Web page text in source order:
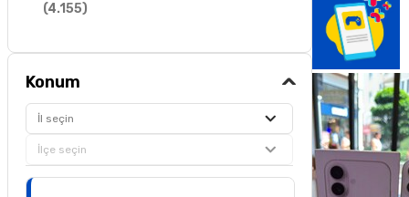
(4.155)
Konum
İl seçin
İlçe seçin